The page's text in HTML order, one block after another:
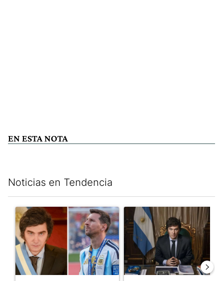
EN ESTA NOTA
Noticias en Tendencia
Un artículo de tendencia con el título "Milei despidió a Jorge
Un artículo de tendencia